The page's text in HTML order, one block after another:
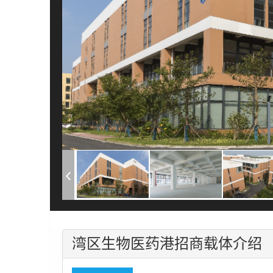
湾区生物医药港招商载体介绍